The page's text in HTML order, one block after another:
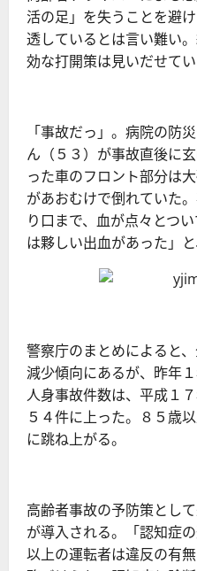
活の足」を失うことを避
透しているとは言い難い
効な打開策は見いだせてい
「事故だっ」。病院の防
ん（５３）が事故直後に
った車のフロント部分は
があおむけで倒れていた
り口まで、血が点々とつ
は夥しい出血があった」
警察庁のまとめによると
減少傾向にあるが、昨年
人身事故件数は、平成１
５４件に上った。８５歳
に跳ね上がる。
高齢者事故の予防策とし
が導入される。「認知症
以上の運転者は違反の有